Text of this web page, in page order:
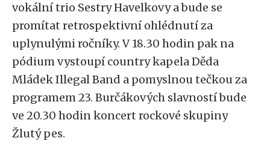
vokální trio Sestry Havelkovy a bude se
promítat retrospektivní ohlédnutí za
uplynulými ročníky. V 18.30 hodin pak na
pódium vystoupí country kapela Děda
Mládek Illegal Band a pomyslnou tečkou za
programem 23. Burčákových slavností bude
ve 20.30 hodin koncert rockové skupiny
Žlutý pes.